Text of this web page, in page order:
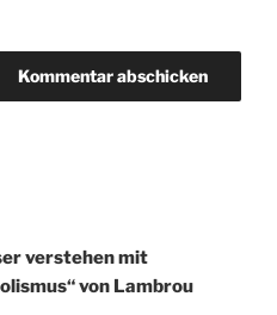
verstehen mit
von Lambrou